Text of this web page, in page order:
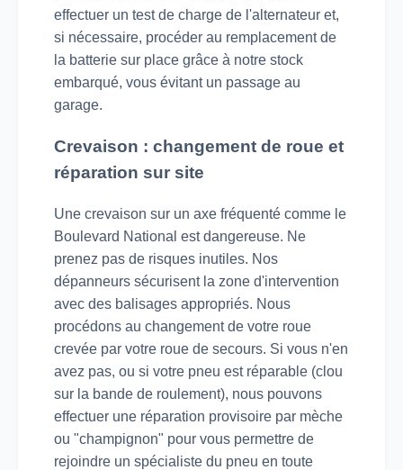
effectuer un test de charge de l'alternateur et,
si nécessaire, procéder au remplacement de
la batterie sur place grâce à notre stock
embarqué, vous évitant un passage au
garage.
Crevaison : changement de roue et
réparation sur site
Une crevaison sur un axe fréquenté comme le
Boulevard National est dangereuse. Ne
prenez pas de risques inutiles. Nos
dépanneurs sécurisent la zone d'intervention
avec des balisages appropriés. Nous
procédons au changement de votre roue
crevée par votre roue de secours. Si vous n'en
avez pas, ou si votre pneu est réparable (clou
sur la bande de roulement), nous pouvons
effectuer une réparation provisoire par mèche
ou "champignon" pour vous permettre de
rejoindre un spécialiste du pneu en toute